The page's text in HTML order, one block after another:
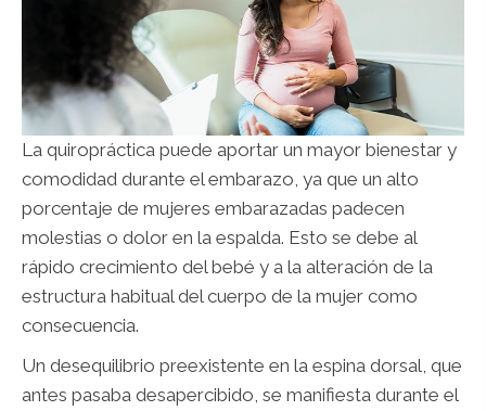
La quiropráctica puede aportar un mayor bienestar y
comodidad durante el embarazo, ya que un alto
porcentaje de mujeres embarazadas padecen
molestias o dolor en la espalda. Esto se debe al
rápido crecimiento del bebé y a la alteración de la
estructura habitual del cuerpo de la mujer como
consecuencia.
Un desequilibrio preexistente en la espina dorsal, que
antes pasaba desapercibido, se manifiesta durante el